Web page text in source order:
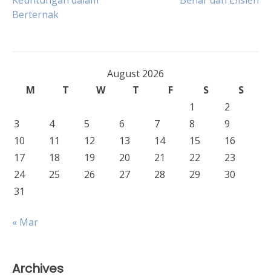
navigation
Berternak
August 2026
M
T W T F S
S
1
2
3
4 5 6 7 8
9
10
11 12 13 14 15
16
17
18 19 20 21 22
23
24
25 26 27 28 29
30
31
« Mar
Archives